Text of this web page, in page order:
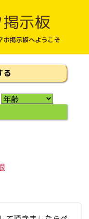
示板
ホ掲示板へようこそ
る